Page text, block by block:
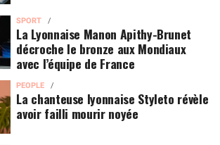
SPORT
La Lyonnaise Manon Apithy-Brunet
décroche le bronze aux Mondiaux
avec l’équipe de France
PEOPLE
La chanteuse lyonnaise Styleto révèle
avoir failli mourir noyée